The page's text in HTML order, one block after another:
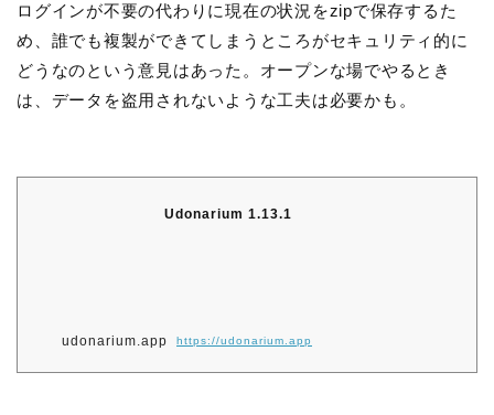
ログインが不要の代わりに現在の状況をzipで保存するた
め、誰でも複製ができてしまうところがセキュリティ的に
どうなのという意見はあった。オープンな場でやるとき
は、データを盗用されないような工夫は必要かも。
Udonarium 1.13.1
udonarium.app https://udonarium.app